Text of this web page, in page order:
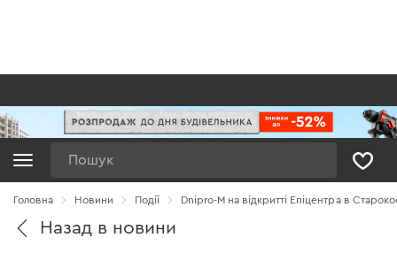
Головна Новини Події Dnipro-M на відкритті Епіцентра в
Назад в новини